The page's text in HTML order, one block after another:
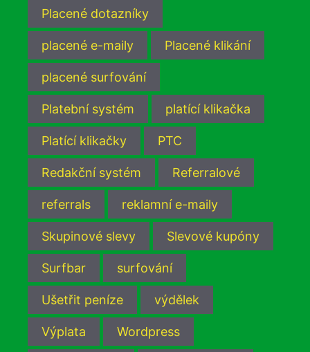
Placené dotazníky
placené e-maily Placené klikání
placené surfování
Platební systém platící klikačka
Platící klikačky PTC
Redakční systém Referralové
referrals reklamní e-maily
Skupinové slevy Slevové kupóny
Surfbar surfování
Ušetřit peníze výdělek
Výplata Wordpress